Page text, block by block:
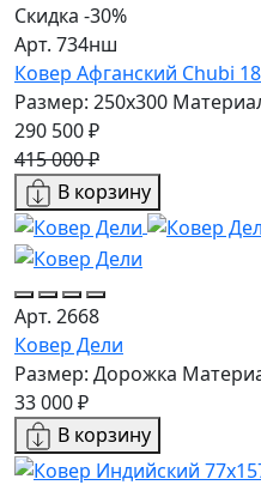
Скидка -30%
Арт. 734нш
Ковер Афганский Chubi
Размер: 250x300
290 500 ₽
415 000 ₽
В корзину
Арт. 2668
Ковер Дели
Размер: Дорожка
33 000 ₽
В корзину